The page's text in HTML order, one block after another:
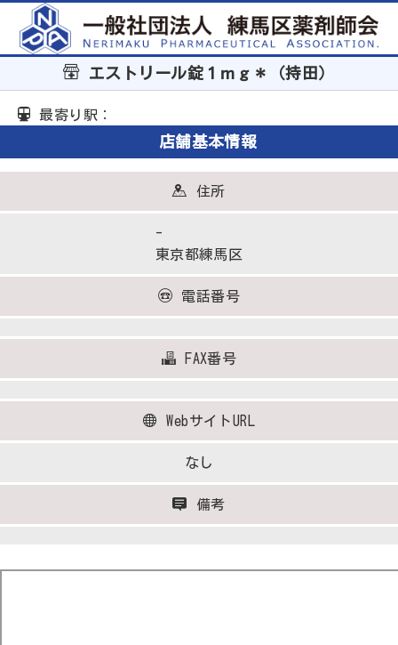
エストリール錠１ｍｇ＊（持田）
最寄り駅：
店舗基本情報
住所
-
東京都練馬区
電話番号
FAX番号
WebサイトURL
なし
備考